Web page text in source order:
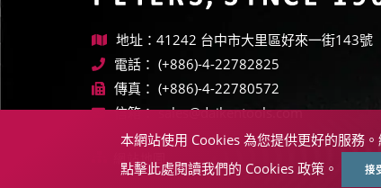
地址：41242 台中市大里區好來一街143號
電話： (+886)-4-22782825
傳真： (+886)-4-22780572
信箱： sales@daikentools.com
網站地圖
本網站使用 Cookies 為您提供更好的服務
點擊此處閱讀我們的 Cookies 政策。
接